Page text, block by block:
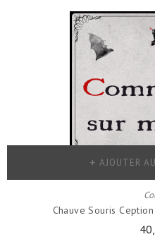
Chauve Souris
AJOUTER